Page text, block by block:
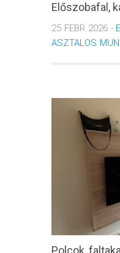
Előszobafal,
25 FEBR 2026 -
ASZTALOS
Polcok,